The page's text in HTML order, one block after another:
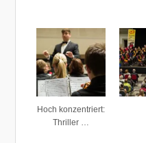
Hoch konzentriert:
Thriller …